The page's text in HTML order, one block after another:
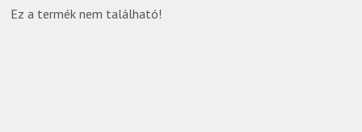
Ez a termék nem található!